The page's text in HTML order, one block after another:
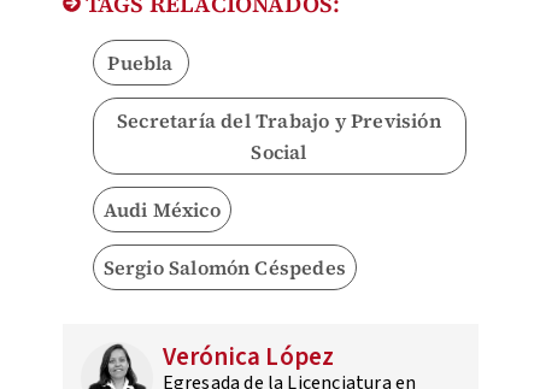
Puebla
Secretaría del Trabajo y Previsión
Social
Audi México
Sergio Salomón Céspedes
Verónica López
Egresada de la Licenciatura en